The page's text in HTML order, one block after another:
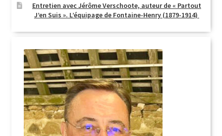
Entretien avec Jérôme Verschoote, auteur de « Partout
J’en Suis ». L’équipage de Fontaine-Henry (1879-1914)